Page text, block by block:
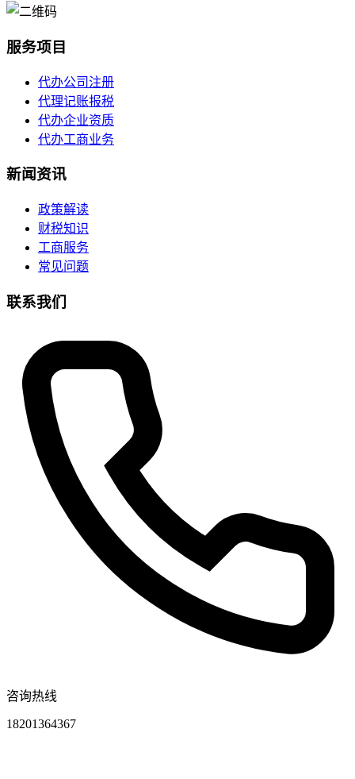
服务项目
代办公司注册
代理记账报税
代办企业资质
代办工商业务
新闻资讯
政策解读
财税知识
工商服务
常见问题
联系我们
咨询热线
18201364367